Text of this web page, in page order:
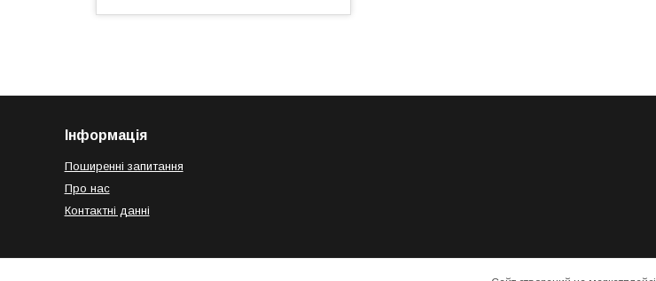
Інформація
Поширенні запитання
Про нас
Контактні данні